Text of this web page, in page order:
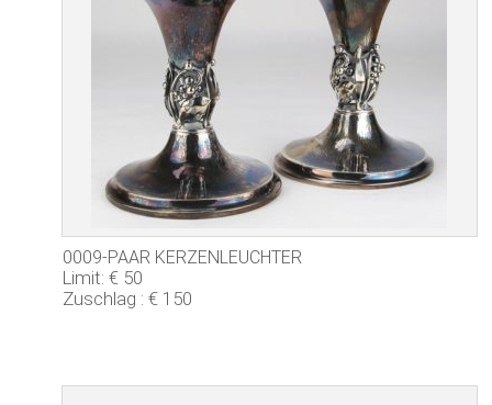
0009-PAAR KERZENLEUCHTER
Limit: € 50
Zuschlag : € 150